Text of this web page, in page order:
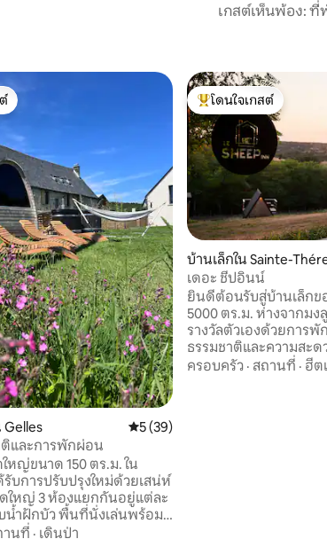
เกสต์เห็นพ้อง:
สุด
คะแนนเฉลี่ย 5 จาก 5, 39 รีวิว
5 (39)
และการพักผ่อน
หญ่ขนาด 150 ตร.ม. ใน
รับการปรับปรุงใหม่ด้วยเสน่ห์
ใหญ่ 3 ห้องแยกกันอยู่แต่ละ
น้ำฝักบัว พื้นที่นั่งเล่นพร้อม
บบ เตาผิง โต๊ะบิลเลียด และ
านที่ · เดินป่า
โดนใจเกสต์ที่สุด
โดนใจเกสต์
บ้านเล็กใน Sainte-
เดอะ ชีปอินน์
ยินดีต้อนรับสู่บ้านเล็กข
5000 ตร.ม. ห่างจากมง
รางวัลตัวเองด้วยการ
ธรรมชาติและความสะดวกสบ
สำหรับคนรักธรรมชาติแ
ครอบครัว · สถานที่ · ฮีต